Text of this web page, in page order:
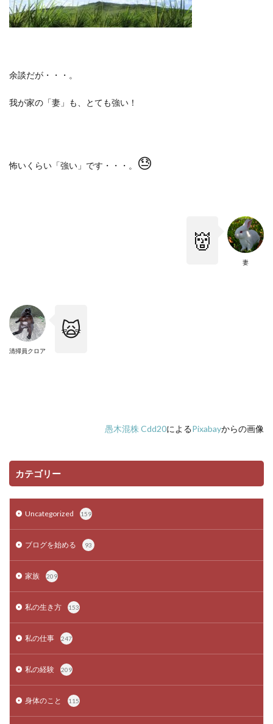
余談だが・・・。
我が家の「妻」も、とても強い！
怖いくらい「強い」です・・・。 😓
妻
👹
清掃員クロア
🙀
愚木混株 Cdd20によるPixabayからの画像
カテゴリー
Uncategorized 159
ブログを始める 93
家族 209
私の生き方 153
私の仕事 247
私の経験 209
身体のこと 115